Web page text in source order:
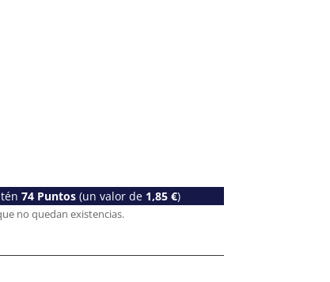
74 Puntos (un valor de 1,85€)
no quedan existencias.